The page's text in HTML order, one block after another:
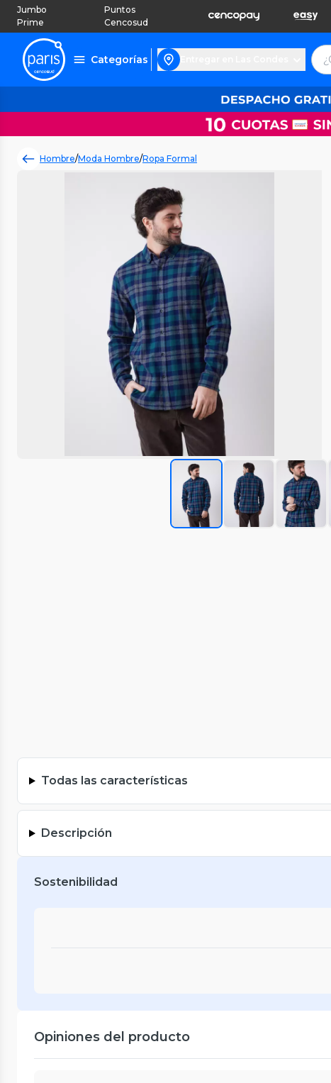
Jumbo
Prime
Puntos
Cencosud
Categorías
Hombre/Moda Hombre/Ropa Formal
Todas las características
Descripción
Sostenibilidad
Opiniones del producto